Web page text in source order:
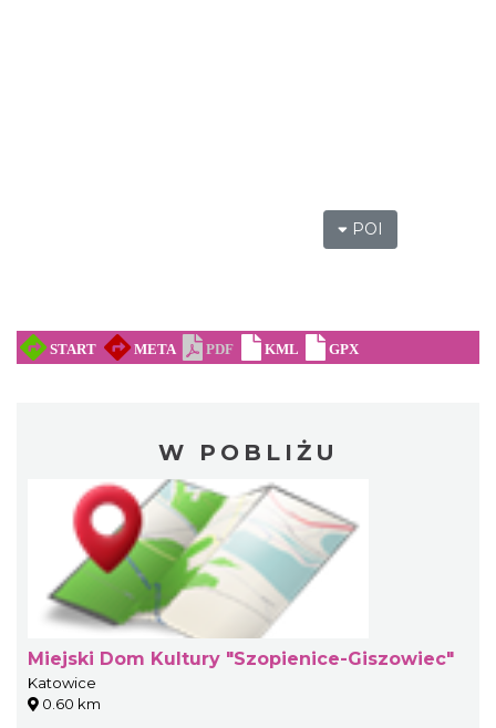
POI
W POBLIŻU
Miejski Dom Kultury "Szopienice-Giszowiec"
Katowice
0.60 km